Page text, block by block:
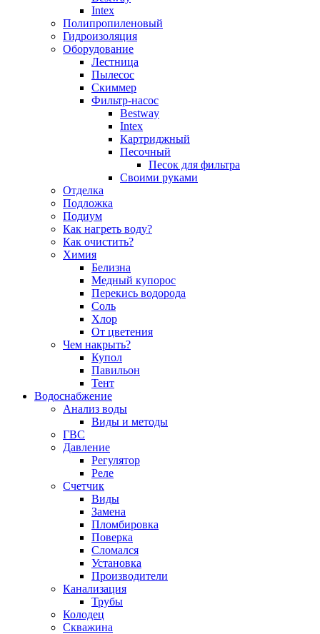
Intex
Полипропиленовый
Гидроизоляция
Оборудование
Лестница
Пылесос
Скиммер
Фильтр-насос
Bestway
Intex
Картриджный
Песочный
Песок для фильтра
Своими руками
Отделка
Подложка
Подиум
Как нагреть воду?
Как очистить?
Химия
Белизна
Медный купорос
Перекись водорода
Соль
Хлор
От цветения
Чем накрыть?
Купол
Павильон
Тент
Водоснабжение
Анализ воды
Виды и методы
ГВС
Давление
Регулятор
Реле
Счетчик
Виды
Замена
Пломбировка
Поверка
Сломался
Установка
Производители
Канализация
Трубы
Колодец
Скважина